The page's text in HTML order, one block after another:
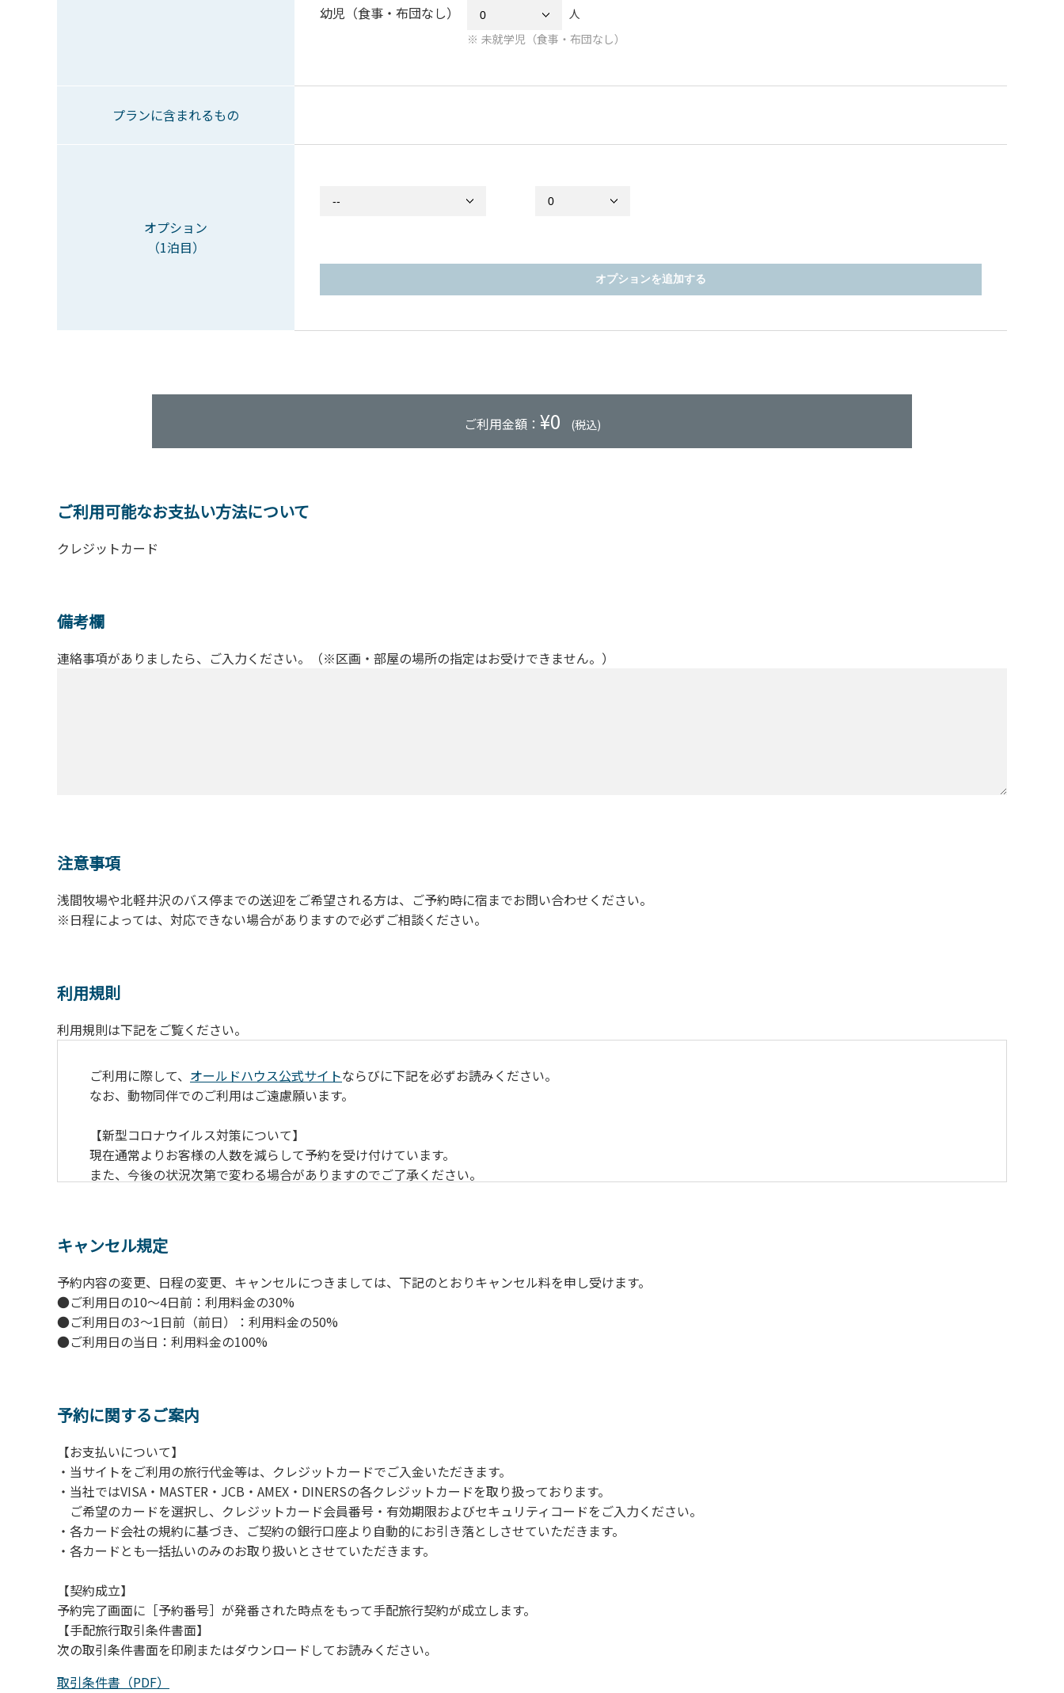
幼児（食事・布団なし）
人
未就学児（食事・布団なし）
プランに含まれるもの
オプション
（1泊目）
オプションを追加する
ご利用金額： ¥0 (税込)
ご利用可能なお支払い方法について
クレジットカード
備考欄
連絡事項がありましたら、ご入力ください。（※区画・部屋の場所の指定はお受けできません。）
注意事項
浅間牧場や北軽井沢のバス停までの送迎をご希望される方は、ご予約時に宿までお問い合わせください。
※日程によっては、対応できない場合がありますので必ずご相談ください。
利用規則
利用規則は下記をご覧ください。
ご利用に際して、 オールドハウス公式サイトならびに下記を必ずお読みください。
なお、動物同伴でのご利用はご遠慮願います。
【新型コロナウイルス対策について】
現在通常よりお客様の人数を減らして予約を受け付けています。
また、今後の状況次第で変わる場合がありますのでご了承ください。
・お食事は席数を減らしソーシャルディスタンスを確保してのお食事。
・お食事は18時と19時の2回に分けて行います。（ご希望の時間がある方はお申し出ください）
・スタッフはマスクをして接客。
・玄関、食堂に手指の消毒スプレーを設置。
・チェックイン時の体温測定。
・定期的な施設の消毒。
・スタッフの体調管理、健康チェックの徹底。
※食事中は窓を開けて換気をさせていただく場合がございます。また、山の上なので朝晩は冷えます。服装は１枚多めにご用意ください。
【お客様へお願い】
・パブリックスペースでは、食事中以外はマスクの着用をお願いします。
・入館時は玄関に備え付けの消毒スプレーで手指の消毒をお願いします。
・トイレは各客室のトイレをご利用ください。
※緊急時以外の食堂のトイレの使用は禁止とさせていただきます。
キャンセル規定
予約内容の変更、日程の変更、キャンセルにつきましては、下記のとおりキャンセル料を申し受けます。
●ご利用日の10～4日前：利用料金の30%
●ご利用日の3～1日前（前日）：利用料金の50%
●ご利用日の当日：利用料金の100%
予約に関するご案内
【お支払いについて】
・当サイトをご利用の旅行代金等は、クレジットカードでご入金いただきます。
・当社ではVISA・MASTER・JCB・AMEX・DINERSの各クレジットカードを取り扱っております。
ご希望のカードを選択し、クレジットカード会員番号・有効期限およびセキュリティコードをご入力ください。
・各カード会社の規約に基づき、ご契約の銀行口座より自動的にお引き落としさせていただきます。
・各カードとも一括払いのみのお取り扱いとさせていただきます。
【契約成立】
予約完了画面に［予約番号］が発番された時点をもって手配旅行契約が成立します。
【手配旅行取引条件書面】
次の取引条件書面を印刷またはダウンロードしてお読みください。
取引条件書（PDF）